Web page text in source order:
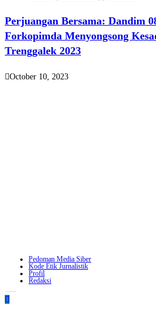
Perjuangan Bersama: Dandim
Forkopimda Menyongsong
Trenggalek 2023
October 10, 2023
Pedoman Media Siber
Kode Etik Jurnalistik
Profil
Redaksi